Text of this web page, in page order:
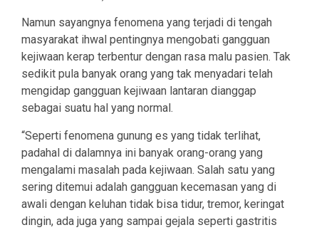
Namun sayangnya fenomena yang terjadi di tengah
masyarakat ihwal pentingnya mengobati gangguan
kejiwaan kerap terbentur dengan rasa malu pasien. Tak
sedikit pula banyak orang yang tak menyadari telah
mengidap gangguan kejiwaan lantaran dianggap
sebagai suatu hal yang normal.
“Seperti fenomena gunung es yang tidak terlihat,
padahal di dalamnya ini banyak orang-orang yang
mengalami masalah pada kejiwaan. Salah satu yang
sering ditemui adalah gangguan kecemasan yang di
awali dengan keluhan tidak bisa tidur, tremor, keringat
dingin, ada juga yang sampai gejala seperti gastritis